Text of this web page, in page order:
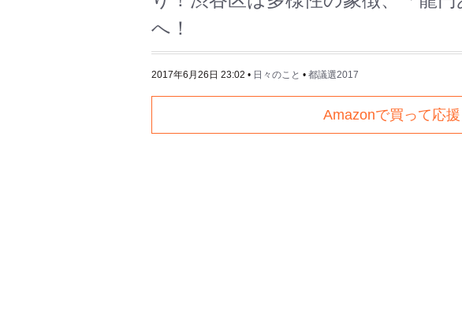
へ！
2017年6月26日 23:02 • 日々のこと • 都議選2017
Amazonで買って応援